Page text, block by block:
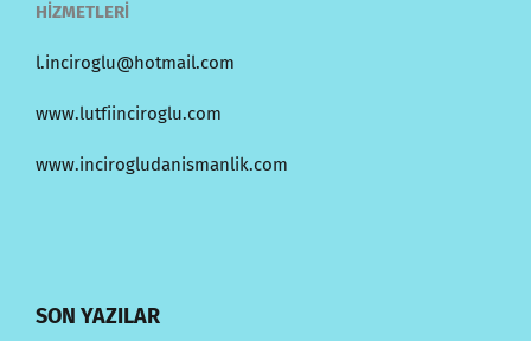
HİZMETLERİ
l.inciroglu@hotmail.com
www.lutfiinciroglu.com
www.incirogludanismanlik.com
SON YAZILAR